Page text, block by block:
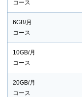
コース
6GB/月
コース
10GB/月
コース
20GB/月
コース